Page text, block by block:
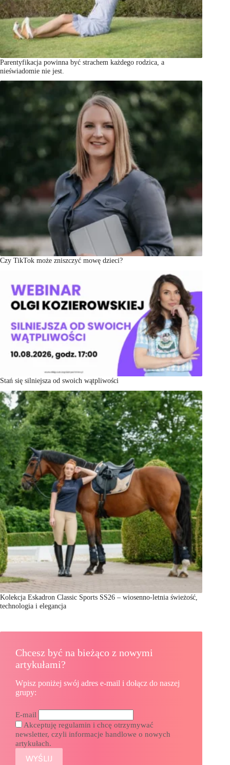
Parentyfikacja powinna być strachem każdego rodzica, a
nieświadomie nie jest.
Czy TikTok może zniszczyć mowę dzieci?
Stań się silniejsza od swoich wątpliwości
Kolekcja Eskadron Classic Sports SS26 – wiosenno-letnia świeżość,
technologia i elegancja
Chcesz być na bieżąco z nowymi
artykułami?
Wpisz poniżej swój adres e-mail i dołącz do naszej
grupy:
E-mail
Akceptuję regulamin i chcę otrzymywać
newsletter, czyli informacje handlowe o nowych
artykułach.